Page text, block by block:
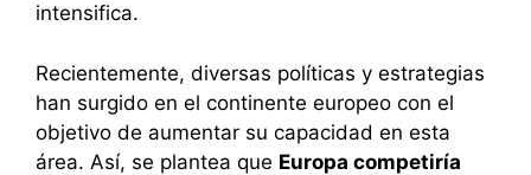
intensifica.
Recientemente, diversas políticas y estrategias
han surgido en el continente europeo con el
objetivo de aumentar su capacidad en esta
área. Así, se plantea que Europa competiría